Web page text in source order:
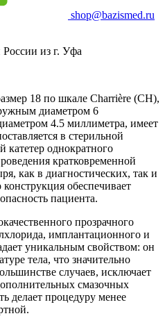
shop@bazismed.ru
России из г. Уфа
18 по шкале Charrière (CH),
диаметром 6
4.5 миллиметра, имеет
в стерильной
катетер однократного
кратковременной
как в диагностических, так и
обеспечивает
пациента.
прозрачного
имплантационного и
уникальным свойством: он
тела, что значительно
случаев, исключает
смазочных
делает процедуру менее